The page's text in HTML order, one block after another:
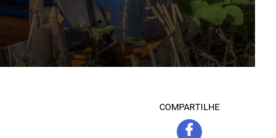
COMPARTILHE